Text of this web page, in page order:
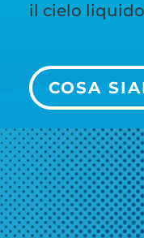
il cielo
COSA